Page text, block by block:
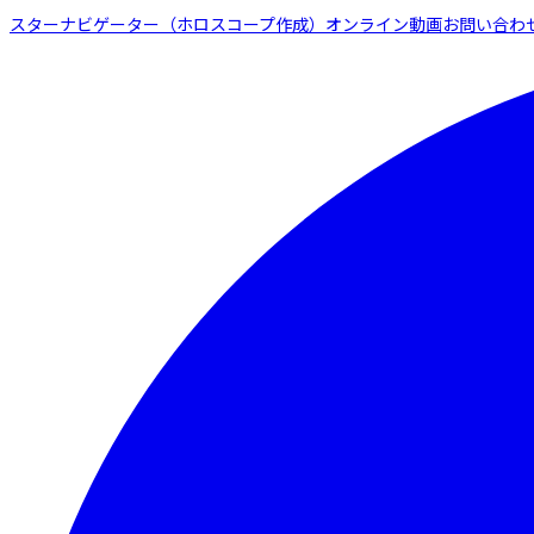
スターナビゲーター（ホロスコープ作成） オンライン動画お問い合わ